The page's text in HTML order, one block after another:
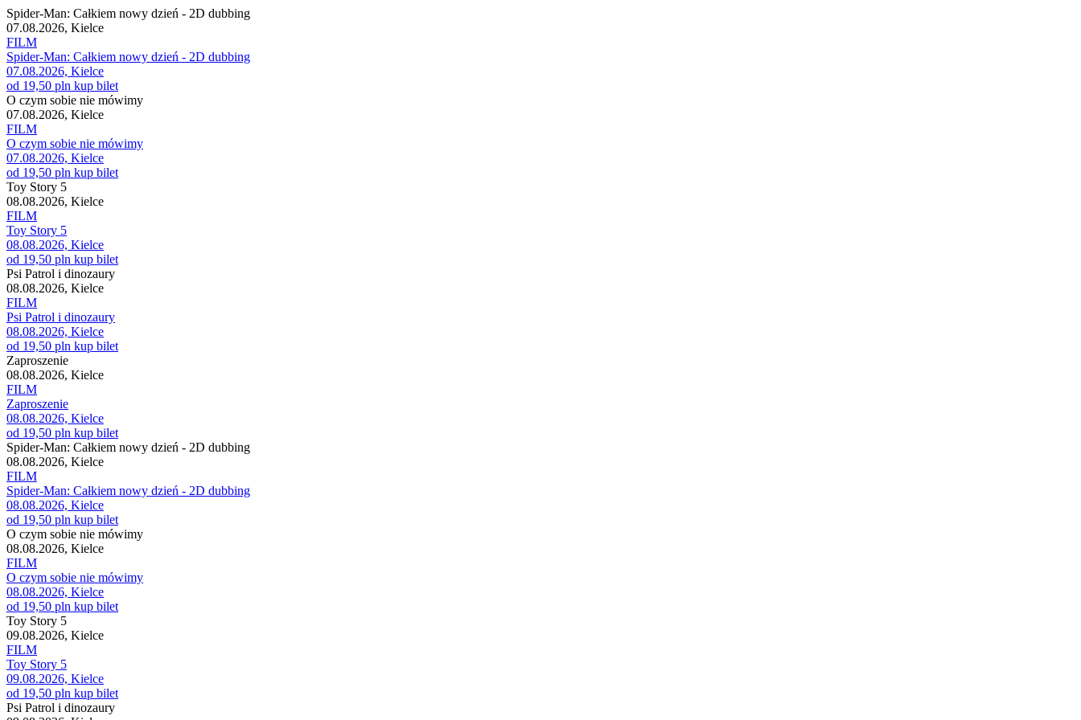
Spider-Man: Całkiem nowy dzień - 2D dubbing
07.08.2026, Kielce
FILM
Spider-Man: Całkiem nowy dzień - 2D dubbing
07.08.2026, Kielce
od 19,50 pln kup bilet
O czym sobie nie mówimy
07.08.2026, Kielce
FILM
O czym sobie nie mówimy
07.08.2026, Kielce
od 19,50 pln kup bilet
Toy Story 5
08.08.2026, Kielce
FILM
Toy Story 5
08.08.2026, Kielce
od 19,50 pln kup bilet
Psi Patrol i dinozaury
08.08.2026, Kielce
FILM
Psi Patrol i dinozaury
08.08.2026, Kielce
od 19,50 pln kup bilet
Zaproszenie
08.08.2026, Kielce
FILM
Zaproszenie
08.08.2026, Kielce
od 19,50 pln kup bilet
Spider-Man: Całkiem nowy dzień - 2D dubbing
08.08.2026, Kielce
FILM
Spider-Man: Całkiem nowy dzień - 2D dubbing
08.08.2026, Kielce
od 19,50 pln kup bilet
O czym sobie nie mówimy
08.08.2026, Kielce
FILM
O czym sobie nie mówimy
08.08.2026, Kielce
od 19,50 pln kup bilet
Toy Story 5
09.08.2026, Kielce
FILM
Toy Story 5
09.08.2026, Kielce
od 19,50 pln kup bilet
Psi Patrol i dinozaury